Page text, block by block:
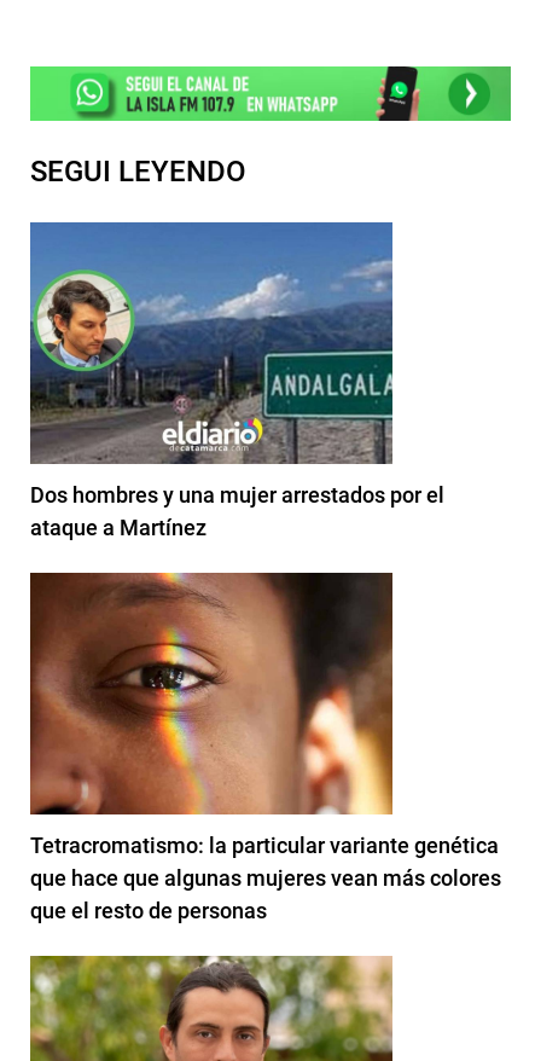
SEGUI LEYENDO
Dos hombres y una mujer arrestados por el
ataque a Martínez
Tetracromatismo: la particular variante genética
que hace que algunas mujeres vean más colores
que el resto de personas